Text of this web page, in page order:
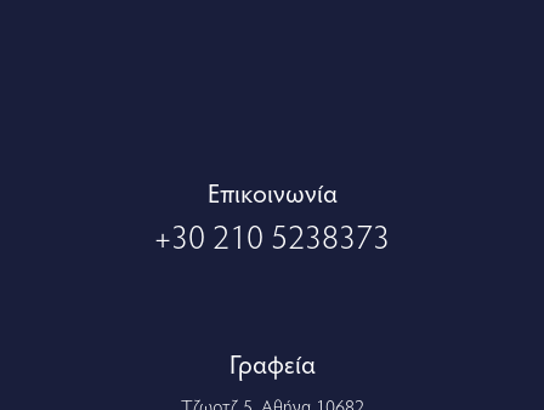
Eπικοινωνία
+30 210 5238373
Γραφεία